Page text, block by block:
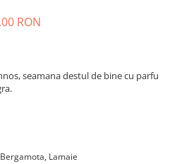
RON
destul de bine cu parfumul
Bergamota, Lamaie